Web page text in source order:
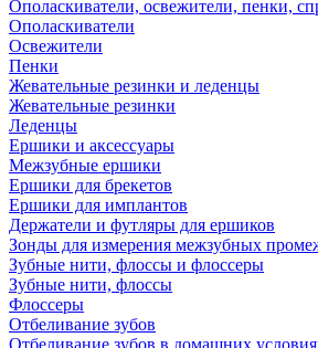
Ополаскиватели, освежители, пенки,
Ополаскиватели
Освежители
Пенки
Жевательные резинки и леденцы
Жевательные резинки
Леденцы
Ершики и аксессуары
Межзубные ершики
Ершики для брекетов
Ершики для имплантов
Держатели и футляры для ершиков
Зонды для измерения межзубных
Зубные нити, флоссы и флоссеры
Зубные нити, флоссы
Флоссеры
Отбеливание зубов
Отбеливание зубов в домашних